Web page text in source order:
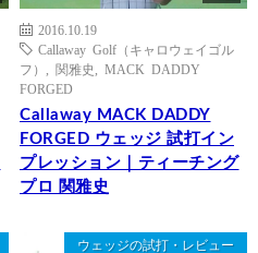
2016.10.19
Callaway Golf（キャロウェイゴル
フ）
関雅史
MACK DADDY
FORGED
Callaway MACK DADDY
FORGED ウェッジ 試打イン
プレッション｜ティーチング
プロ 関雅史
ウェッジの試打・レビュー